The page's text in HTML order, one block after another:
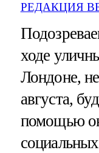
РЕДАКЦИЯ
ходе
Лондоне,
августа,
помощью